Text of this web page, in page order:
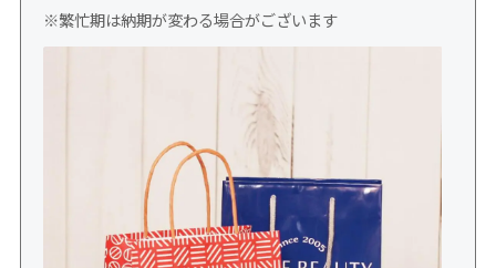
※繁忙期は納期が変わる場合がございます